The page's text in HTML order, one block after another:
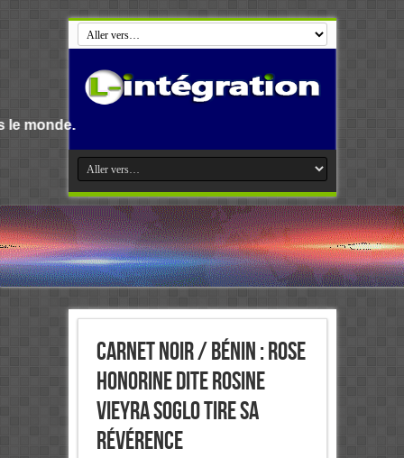
Carnet noir / Bénin : Rose
Honorine dite Rosine
Vieyra Soglo tire sa
révérence